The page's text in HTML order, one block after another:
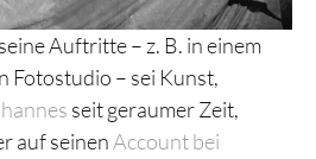
Auftritte – z. B. in einem
Fotostudio – sei Kunst,
seit geraumer Zeit,
auf seinenAccount bei